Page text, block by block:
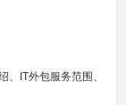
、IT外包服务范围、